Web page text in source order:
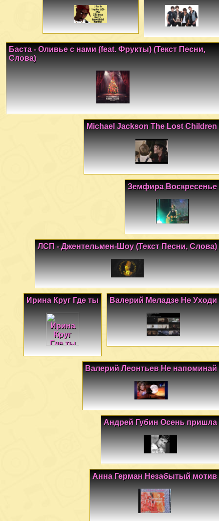
Баста - Оливье с нами (feat. Фрукты) (Текст Песни,
Слова)
Michael Jackson The Lost Children
Земфира Воскресенье
ЛСП - Джентельмен-Шоу (Текст Песни, Слова)
Валерий Меладзе Не Уходи
Ирина Круг Где ты
Валерий Леонтьев Не напоминай
Андрей Губин Осень пришла
Анна Герман Незабытый мотив